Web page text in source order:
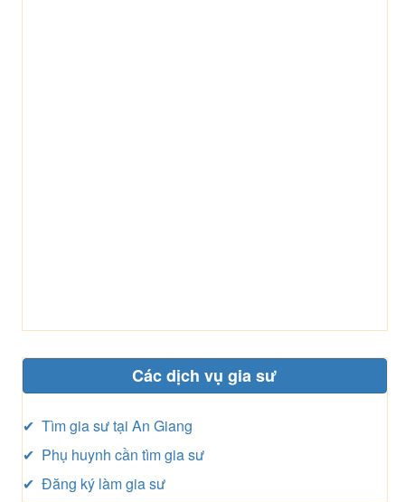
Các dịch vụ gia sư
✔ Tìm gia sư tại An Giang
✔ Phụ huynh cần tìm gia sư
✔ Đăng ký làm gia sư